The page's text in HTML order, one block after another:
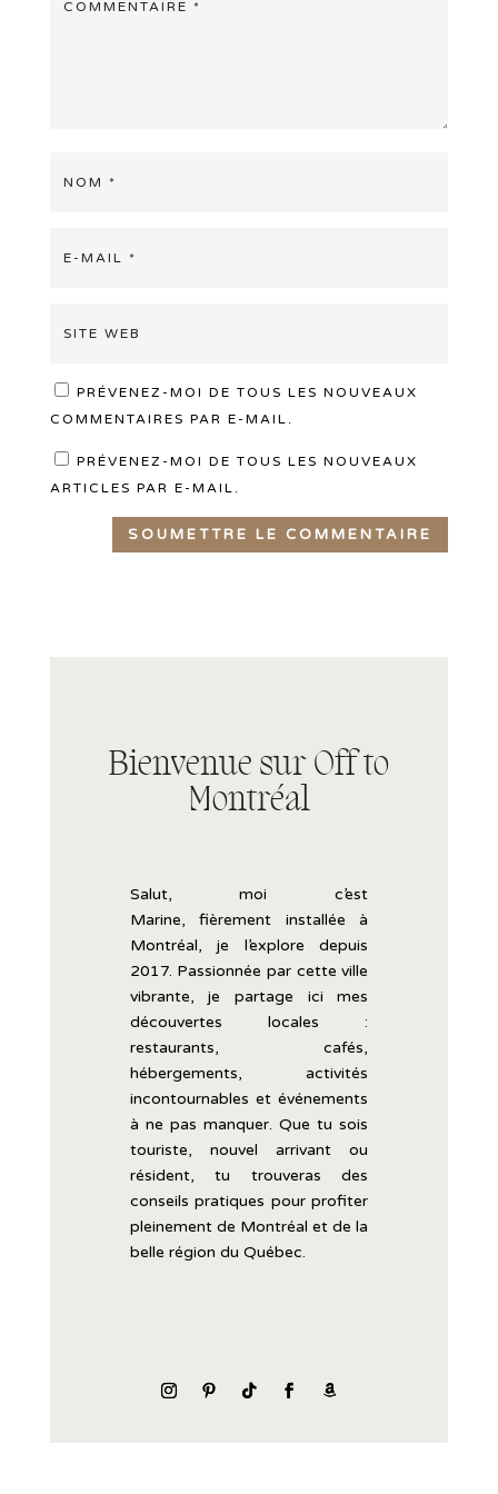
PRÉVENEZ-MOI DE TOUS LES NOUVEAUX
COMMENTAIRES PAR E-MAIL.
PRÉVENEZ-MOI DE TOUS LES NOUVEAUX
ARTICLES PAR E-MAIL.
SOUMETTRE LE COMMENTAIRE
Bienvenue sur Off to
Montréal
Salut, moi c’est
Marine,
fièrement installéeà
Montréal, je l’exploredepuis
2017. Passionnéepar cetteville
vibrante,jepartage icimes
découvertes locales :
restaurants,cafés,
hébergements,activités
incontournables etévénements
à ne pasmanquer.Quetusois
touriste, nouvelarrivantou
résident,tu trouverasdes
conseilspratiques pourprofiter
pleinement de Montréaletdela
belle région du Québec.